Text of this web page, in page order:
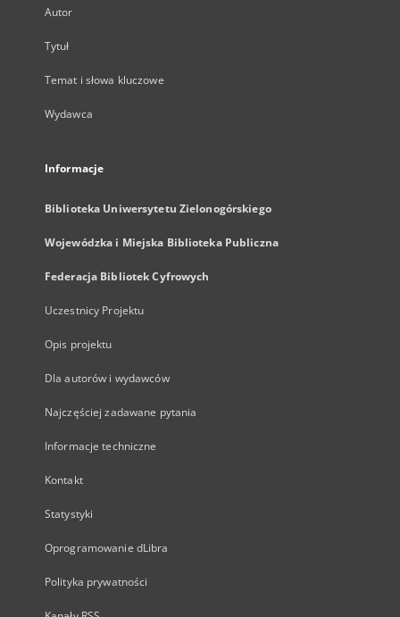
Autor
Tytuł
Temat i słowa kluczowe
Wydawca
Informacje
Biblioteka Uniwersytetu Zielonogórskiego
Wojewódzka i Miejska Biblioteka Publiczna
Federacja Bibliotek Cyfrowych
Uczestnicy Projektu
Opis projektu
Dla autorów i wydawców
Najczęściej zadawane pytania
Informacje techniczne
Kontakt
Statystyki
Oprogramowanie dLibra
Polityka prywatności